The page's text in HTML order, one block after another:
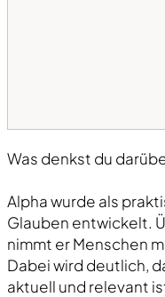
Was denkst du
Alpha wurde als
Glauben entwickelt.
nimmt er Menschen
Dabei wird deutlich,
aktuell und relevant